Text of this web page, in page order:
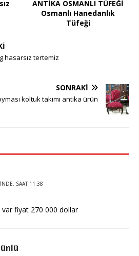
ANTİKA OSMANLI TÜFEĞİ
Osmanlı Hanedanlık
Tüfeği
hasarsız tertemiz
SONRAKI
koltuk takımı antika ürün
SAAT 11:38
fiyat 270 000 dollar
ünlü